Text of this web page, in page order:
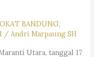
BANDUNG,
/Andri Marpaung SH
Utara, tanggal 17